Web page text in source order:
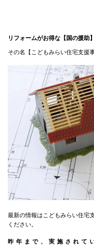
リフォームがお得な【国の援助
その名【こどもみらい住宅支援
最新の情報はこどもみらい住宅
ください。
昨年まで、実施されて